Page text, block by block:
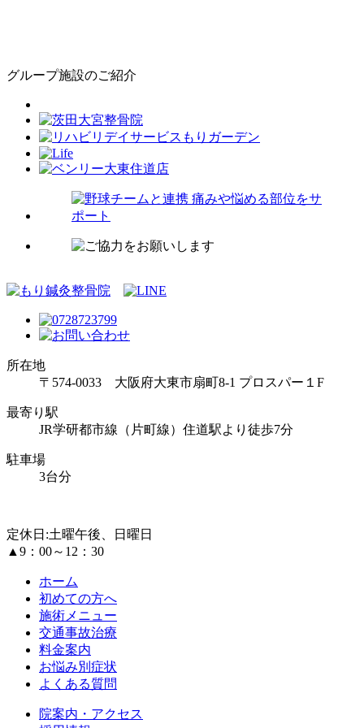
グループ施設のご紹介
所在地
〒574-0033 大阪府大東市扇町8-1 プロスパー１F
最寄り駅
JR学研都市線（片町線）住道駅より徒歩7分
駐車場
3台分
定休日:土曜午後、日曜日
▲ 9：00～12：30
ホーム
初めての方へ
施術メニュー
交通事故治療
料金案内
お悩み別症状
よくある質問
院案内・アクセス